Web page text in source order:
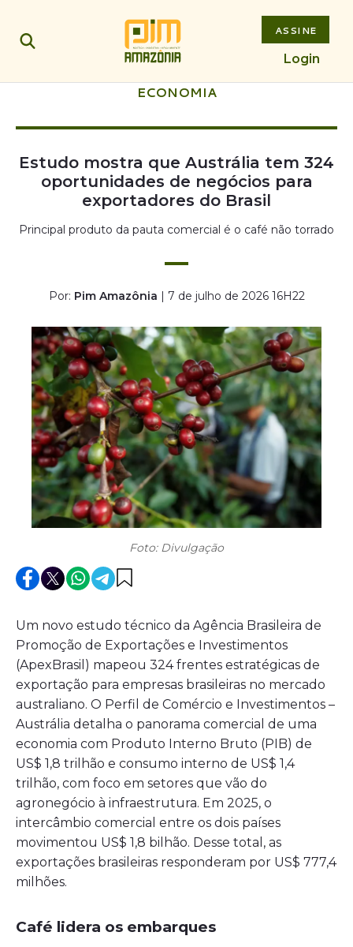
ASSINE
Login
ECONOMIA
Estudo mostra que Austrália tem 324
oportunidades de negócios para
exportadores do Brasil
Principal produto da pauta comercial é o café não torrado
Por: Pim Amazônia | 7 de julho de 2026 16H22
Foto: Divulgação
Um novo estudo técnico da Agência Brasileira de
Promoção de Exportações e Investimentos
(ApexBrasil) mapeou 324 frentes estratégicas de
exportação para empresas brasileiras no mercado
australiano. O Perfil de Comércio e Investimentos –
Austrália detalha o panorama comercial de uma
economia com Produto Interno Bruto (PIB) de
US$ 1,8 trilhão e consumo interno de US$ 1,4
trilhão, com foco em setores que vão do
agronegócio à infraestrutura. Em 2025, o
intercâmbio comercial entre os dois países
movimentou US$ 1,8 bilhão. Desse total, as
exportações brasileiras responderam por US$ 777,4
milhões.
Café lidera os embarques